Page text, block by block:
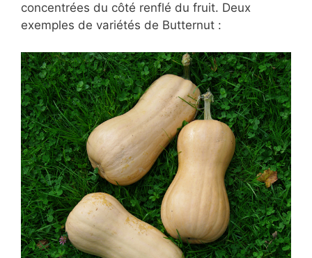
concentrées du côté renflé du fruit. Deux
exemples de variétés de Butternut :